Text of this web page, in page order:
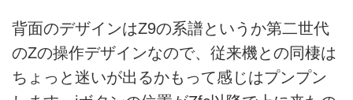
背面のデザインはZ9の系譜というか第二世代
のZの操作デザインなので、従来機との同棲は
ちょっと迷いが出るかもって感じはプンプン